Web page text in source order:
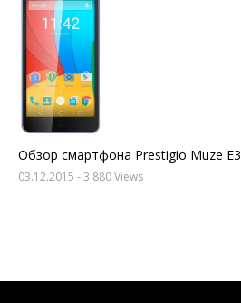
Обзор смартфона Prestigio Muze E3
03.12.2015 - 3 880 Views